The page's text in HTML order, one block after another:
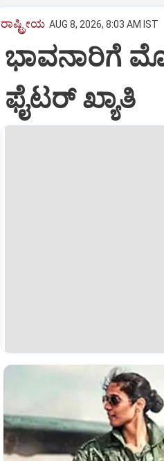
ರಾಷ್ಟ್ರೀಯ AUG 8, 2026, 8:03 AM IST
ಭಾವನಾರಿಗೆ
ಫೈಟರ್‌ ಖ್ಯಾತಿ